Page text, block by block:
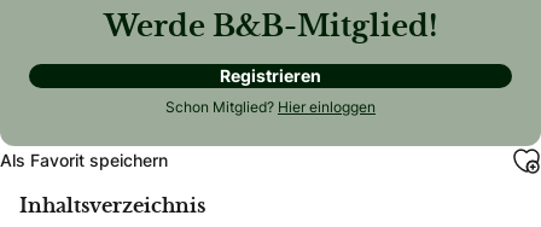
Werde B&B-Mitglied!
Registrieren
Schon Mitglied? Hier einloggen
Als Favorit speichern
Inhaltsverzeichnis